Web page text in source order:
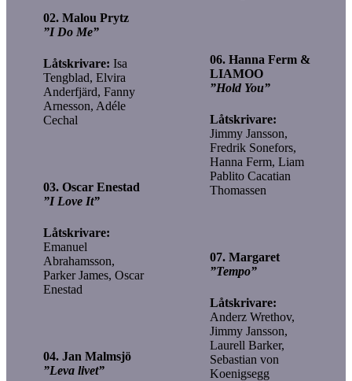
02. Malou Prytz
”I Do Me”
Låtskrivare: Isa
Tengblad, Elvira
Anderfjärd, Fanny
Arnesson, Adéle
Cechal
03. Oscar Enestad
”I Love It”
Låtskrivare:
Emanuel
Abrahamsson,
Parker James, Oscar
Enestad
04. Jan Malmsjö
”Leva livet”
06. Hanna Ferm &
LIAMOO
”Hold You”
Låtskrivare:
Jimmy Jansson,
Fredrik Sonefors,
Hanna Ferm, Liam
Pablito Cacatian
Thomassen
07. Margaret
”Tempo”
Låtskrivare:
Anderz Wrethov,
Jimmy Jansson,
Laurell Barker,
Sebastian von
Koenigsegg